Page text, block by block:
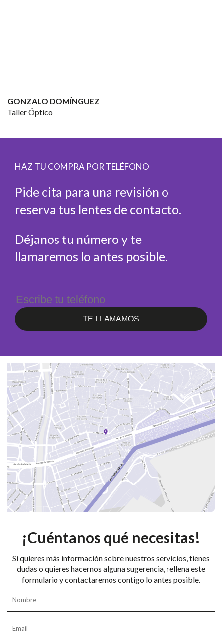
GONZALO DOMÍNGUEZ
Taller Óptico
HAZ TU COMPRA POR TELÉFONO
Pide cita para una revisión o
reserva tus lentes de contacto.
Déjanos tu número y te
llamaremos lo antes posible.
¡Cuéntanos qué necesitas!
Si quieres más información sobre nuestros servicios, tienes
dudas o quieres hacernos alguna sugerencia, rellena este
formulario y contactaremos contigo lo antes posible.